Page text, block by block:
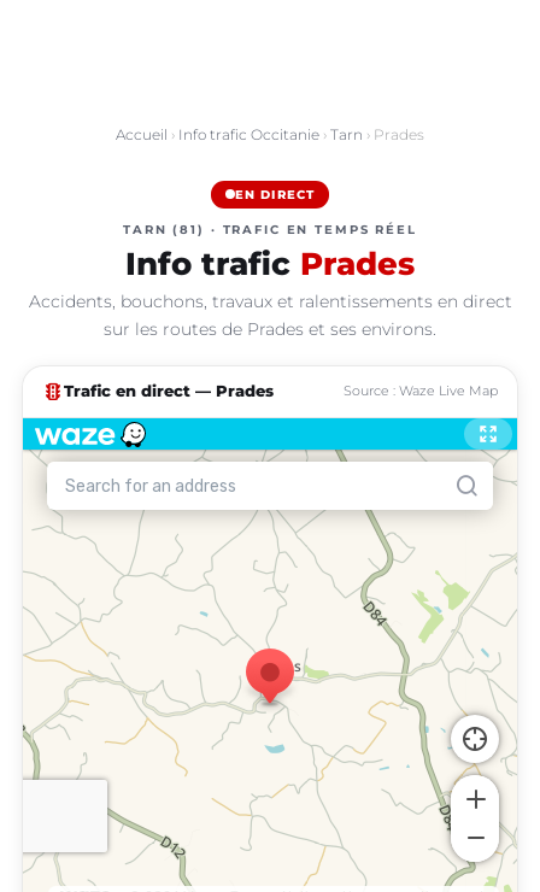
Accueil › Info trafic Occitanie › Tarn › Prades
EN DIRECT
TARN (81) · TRAFIC EN TEMPS RÉEL
Info trafic Prades
Accidents, bouchons, travaux et ralentissements en direct
sur les routes de Prades et ses environs.
traffic Trafic en direct — Prades Source : Waze Live Map